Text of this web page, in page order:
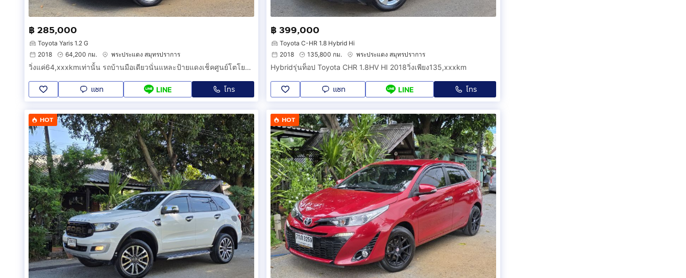
฿ 285,000
Toyota Yaris 1.2 G
2018
64,200 กม. พระประแดง สมุทรปราการ
วิ่งแค่64,xxxkmเท่านั้น รถบ้านมือเดียวนั่นแหละป้ายแดงเช็คศูนย์โตโยต้าตลอดรุ่นท็อปด้วยนะพร้อมใช้เลยจ้ะ
แชท LINE โทร
฿ 399,000
Toyota C-HR 1.8 Hybrid Hi
2018
135,800 กม. พระประแดง สมุทรปราการ
Hybridรุ่นท็อป Toyota CHR 1.8HV HI 2018วิ่งเพียง135,xxxkm
แชท LINE โทร
HOT HOT